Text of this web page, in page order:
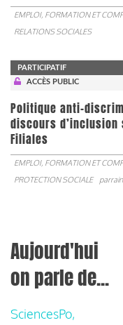
EMPLOI, FORMATION ET
RELATIONS SOCIALES
PARTICIPATIF
ACCÈS PUBLIC
Politique anti-
discours
Filiales
EMPLOI, FORMATION ET
PROTECTION SOCIALE
Aujourd'hui
on parle de...
SciencesPo,